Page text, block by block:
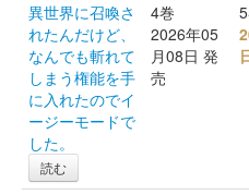
異世界に召喚さ
れたんだけど、
なんでも斬れて
しまう権能を手
に入れたのでイ
ージーモードで
した。
読む
4巻
2026年05
月08日 発
売